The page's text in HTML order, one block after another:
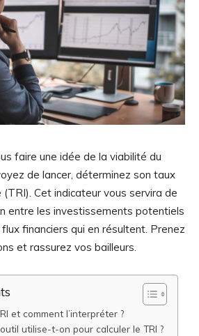
faire une idée de la viabilité du
de lancer, déterminez son taux
Cet indicateur vous servira de
entre les investissements potentiels
financiers qui en résultent. Prenez
et rassurez vos bailleurs.
et comment l’interpréter ?
utilise-t-on pour calculer le TRI ?